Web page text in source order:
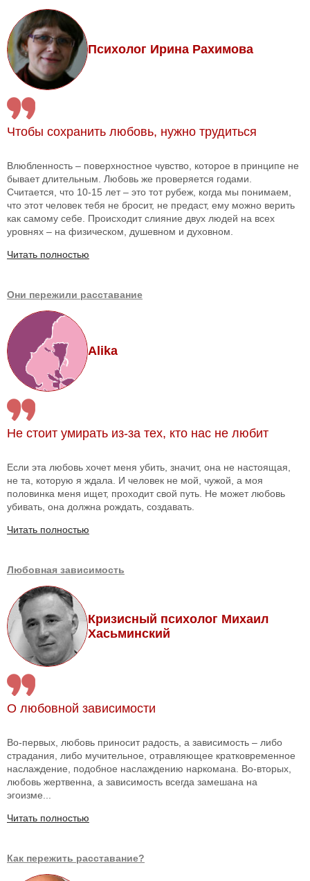
Психолог Ирина Рахимова
Чтобы сохранить любовь, нужно трудиться
Влюбленность – поверхностное чувство, которое в принципе не
бывает длительным. Любовь же проверяется годами.
Считается, что 10-15 лет – это тот рубеж, когда мы понимаем,
что этот человек тебя не бросит, не предаст, ему можно верить
как самому себе. Происходит слияние двух людей на всех
уровнях – на физическом, душевном и духовном.
Читать полностью
Они пережили расставание
Alika
Не стоит умирать из-за тех, кто нас не любит
Если эта любовь хочет меня убить, значит, она не настоящая,
не та, которую я ждала. И человек не мой, чужой, а моя
половинка меня ищет, проходит свой путь. Не может любовь
убивать, она должна рождать, создавать.
Читать полностью
Любовная зависимость
Кризисный психолог Михаил
Хасьминский
О любовной зависимости
Во-первых, любовь приносит радость, а зависимость – либо
страдания, либо мучительное, отравляющее кратковременное
наслаждение, подобное наслаждению наркомана. Во-вторых,
любовь жертвенна, а зависимость всегда замешана на
эгоизме...
Читать полностью
Как пережить расставание?